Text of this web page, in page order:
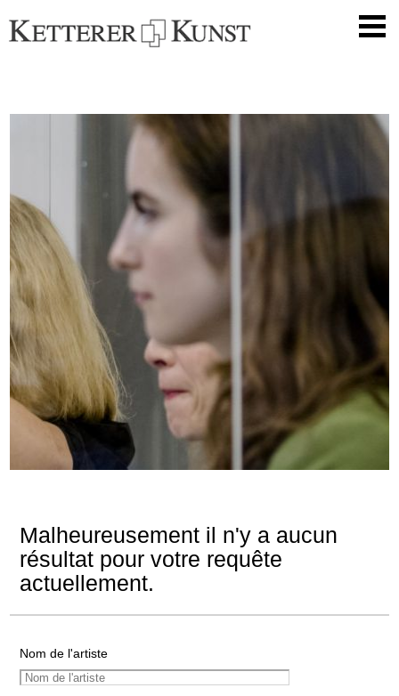
Malheureusement il n'y a aucun
résultat pour votre requête
actuellement.
Nom de l'artiste